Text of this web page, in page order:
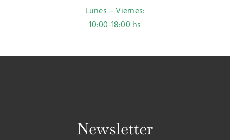
Lunes – Viernes:
10:00-18:00 hs
Newsletter